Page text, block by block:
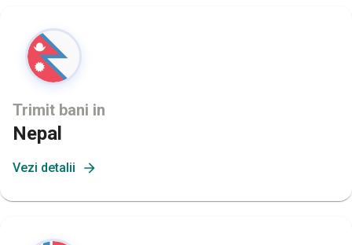
Trimit bani in
Nepal
Vezi detalii